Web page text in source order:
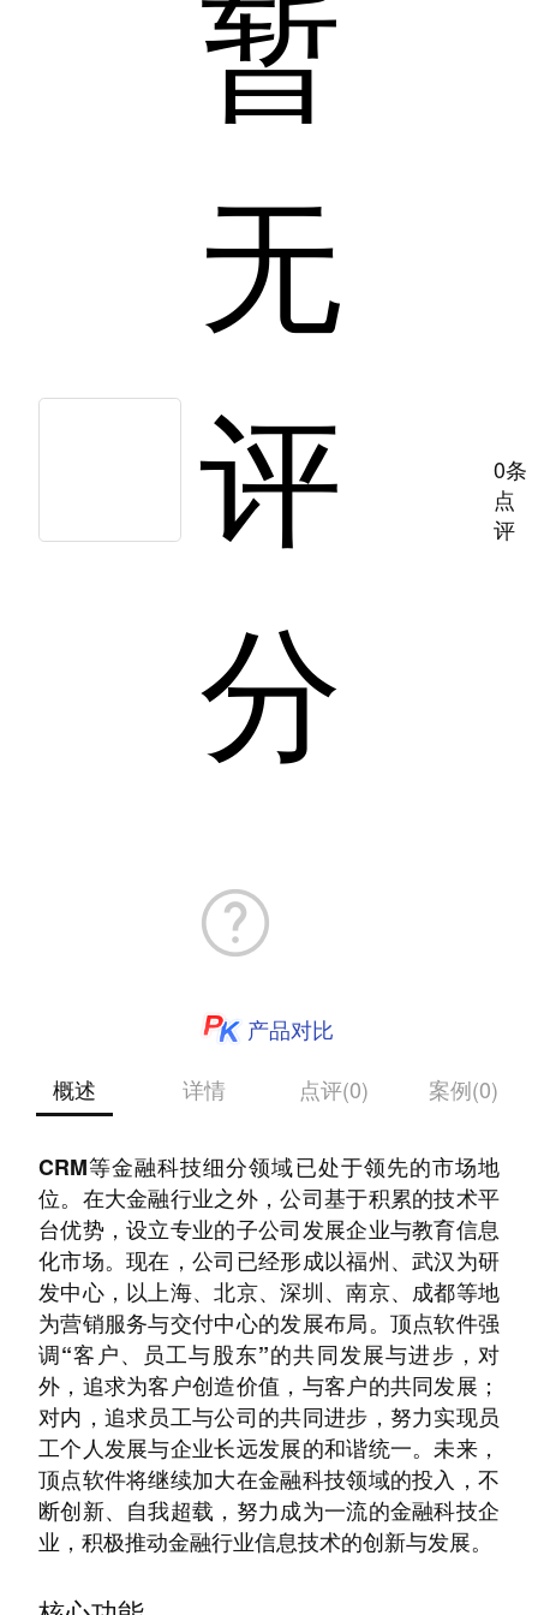
暂
无
评
分
0条
点
评
产品对比
概述
详情 点评(0) 案例(0)
CRM等金融科技细分领域已处于领先的市场地
位。在大金融行业之外，公司基于积累的技术平
台优势，设立专业的子公司发展企业与教育信息
化市场。现在，公司已经形成以福州、武汉为研
发中心，以上海、北京、深圳、南京、成都等地
为营销服务与交付中心的发展布局。顶点软件强
调“客户、员工与股东”的共同发展与进步，对
外，追求为客户创造价值，与客户的共同发展；
对内，追求员工与公司的共同进步，努力实现员
工个人发展与企业长远发展的和谐统一。未来，
顶点软件将继续加大在金融科技领域的投入，不
断创新、自我超载，努力成为一流的金融科技企
业，积极推动金融行业信息技术的创新与发展。